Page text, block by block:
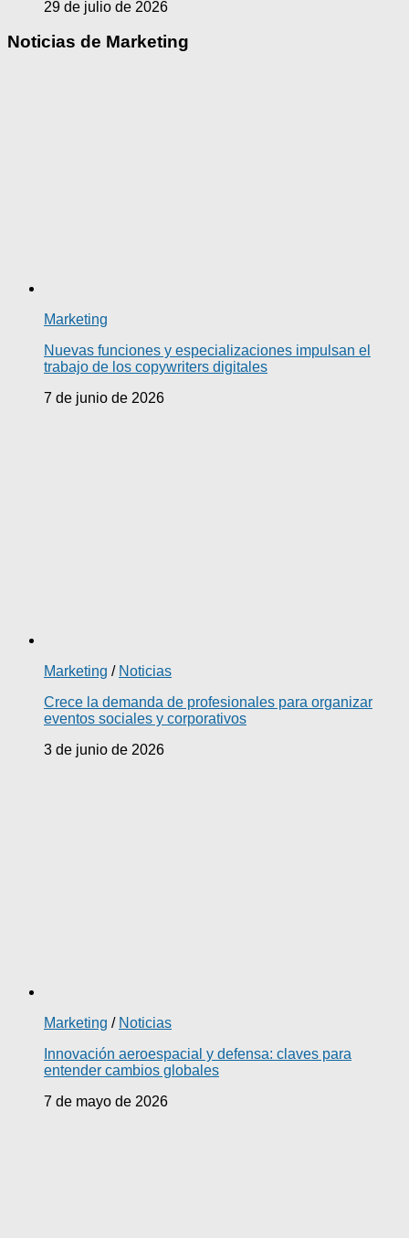
29 de julio de 2026
Noticias de Marketing
Marketing
Nuevas funciones y especializaciones impulsan el
trabajo de los copywriters digitales
7 de junio de 2026
Marketing / Noticias
Crece la demanda de profesionales para organizar
eventos sociales y corporativos
3 de junio de 2026
Marketing / Noticias
Innovación aeroespacial y defensa: claves para
entender cambios globales
7 de mayo de 2026